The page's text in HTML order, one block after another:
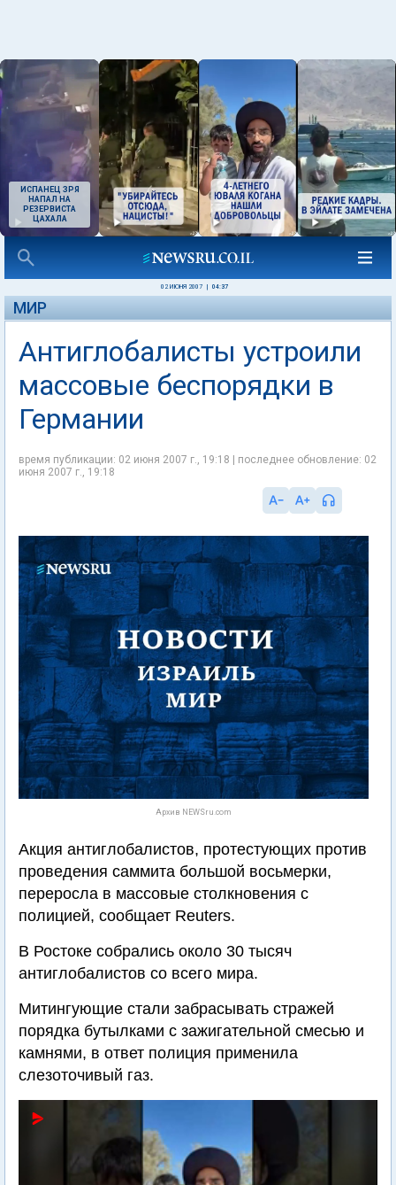
ИСПАНЕЦ ЗРЯ
НАПАЛ НА
РЕЗЕРВИСТА
ЦАХАЛА
02 ИЮНЯ 2007 04:37
МИР
Антиглобалисты устроили
массовые беспорядки в
Германии
время публикации: 02 июня 2007 г., 19:18 | последнее обновление: 02
июня 2007 г., 19:18
Архив NEWSru.com
Акция антиглобалистов, протестующих против
проведения саммита большой восьмерки,
переросла в массовые столкновения с
полицией, сообщает Reuters.
В Ростоке собрались около 30 тысяч
антиглобалистов со всего мира.
Митингующие стали забрасывать стражей
порядка бутылками с зажигательной смесью и
камнями, в ответ полиция применила
слезоточивый газ.